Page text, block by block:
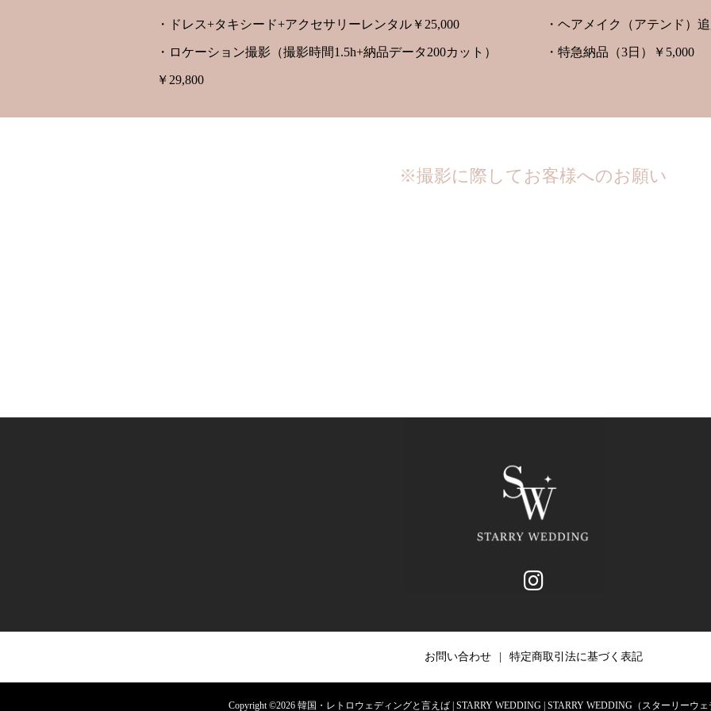
・ドレス+タキシード+アクセサリーレンタル￥25,000
・ロケーション撮影（撮影時間1.5h+納品データ200カット）
￥29,800
・ヘアメイク（アテンド）
・特急納品（3日）￥5,000
※撮影に際してお客様へのお願い
お問い合わせ 特定商取引法に基づく表記
Copyright ©2026韓国・レトロウェディングと言えば | STARRY WEDDING | STARRY WEDDING（スターリーウェ